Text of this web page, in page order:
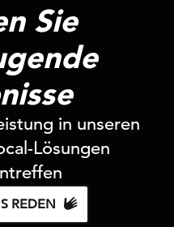
Sie
in unseren
Lösungen
REDEN